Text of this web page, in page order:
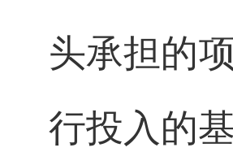
头承担的
行投入的